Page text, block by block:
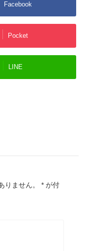
Facebook
Pocket
LINE
りません。 * が付